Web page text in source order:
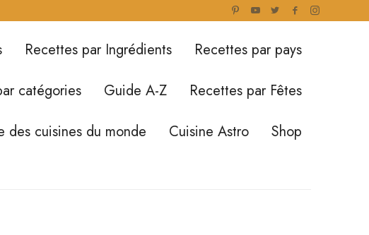
Recettes par Ingrédients
Recettes par pays
catégories Guide A-Z
Recettes par Fêtes
des cuisines du monde Cuisine Astro Shop